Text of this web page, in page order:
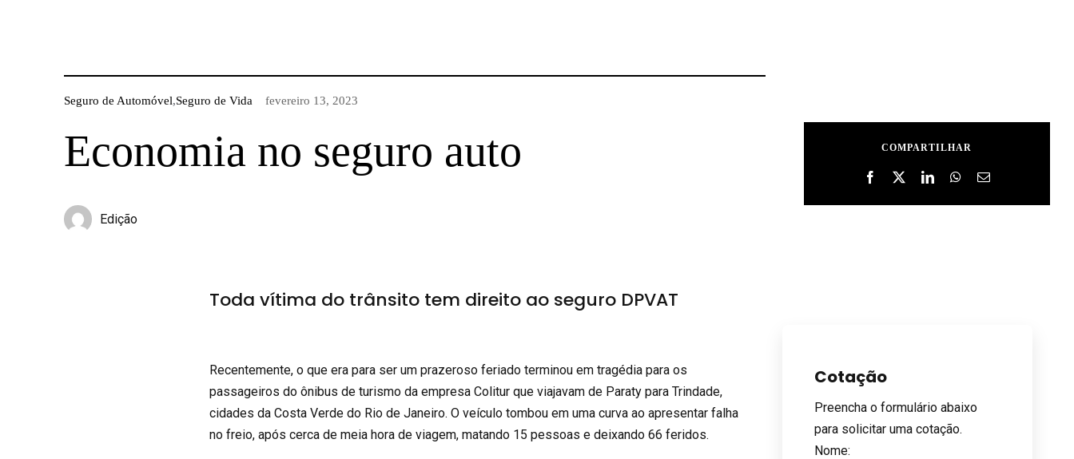
Seguro de Automóvel,Seguro de Vida fevereiro 13, 2023
Economia no seguro auto
Edição
COMPARTILHAR
Toda vítima do trânsito tem direito ao seguro DPVAT
Recentemente, o que era para ser um prazeroso feriado terminou em tragédia para os
passageiros do ônibus de turismo da empresa Colitur que viajavam de Paraty para Trindade,
cidades da Costa Verde do Rio de Janeiro. O veículo tombou em uma curva ao apresentar falha
no freio, após cerca de meia hora de viagem, matando 15 pessoas e deixando 66 feridos.
Cotação
Preencha o formulário abaixo
para solicitar uma cotação.
Nome: